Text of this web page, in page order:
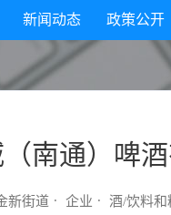
新闻动态 政策公开
南通）啤
新街道 企业 酒/饮料和